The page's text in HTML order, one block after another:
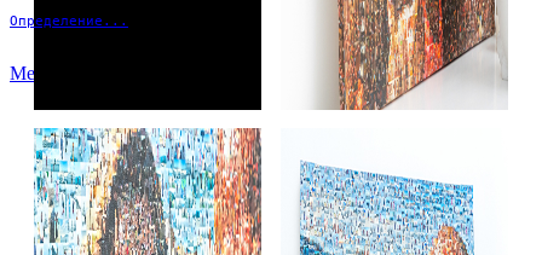
Определение...
Меню